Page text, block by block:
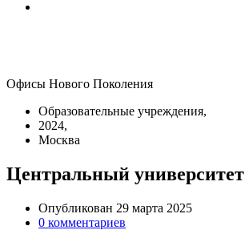
Офисы Нового Поколения
Образовательные учреждения,
2024,
Москва
Центральный университет
Опубликован 29 марта 2025
0 комментариев